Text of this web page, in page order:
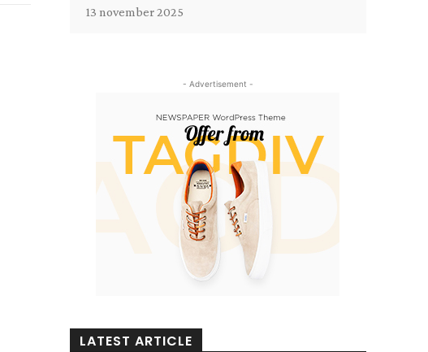
13 november 2025
- Advertisement -
LATEST ARTICLE